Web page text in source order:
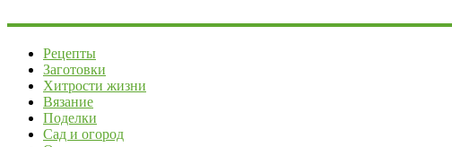
Рецепты
Заготовки
Хитрости жизни
Вязание
Поделки
Сад и огород